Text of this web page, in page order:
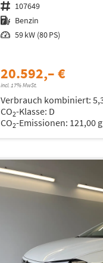
Fahrzeugnr. 107649
Kraftstoff Benzin
Leistung 59 kW (80 PS)
20.592,– €
incl. 17% MwSt.
Verbrauch kombiniert:
CO2-Klasse: D
CO2-Emissionen: 121,00